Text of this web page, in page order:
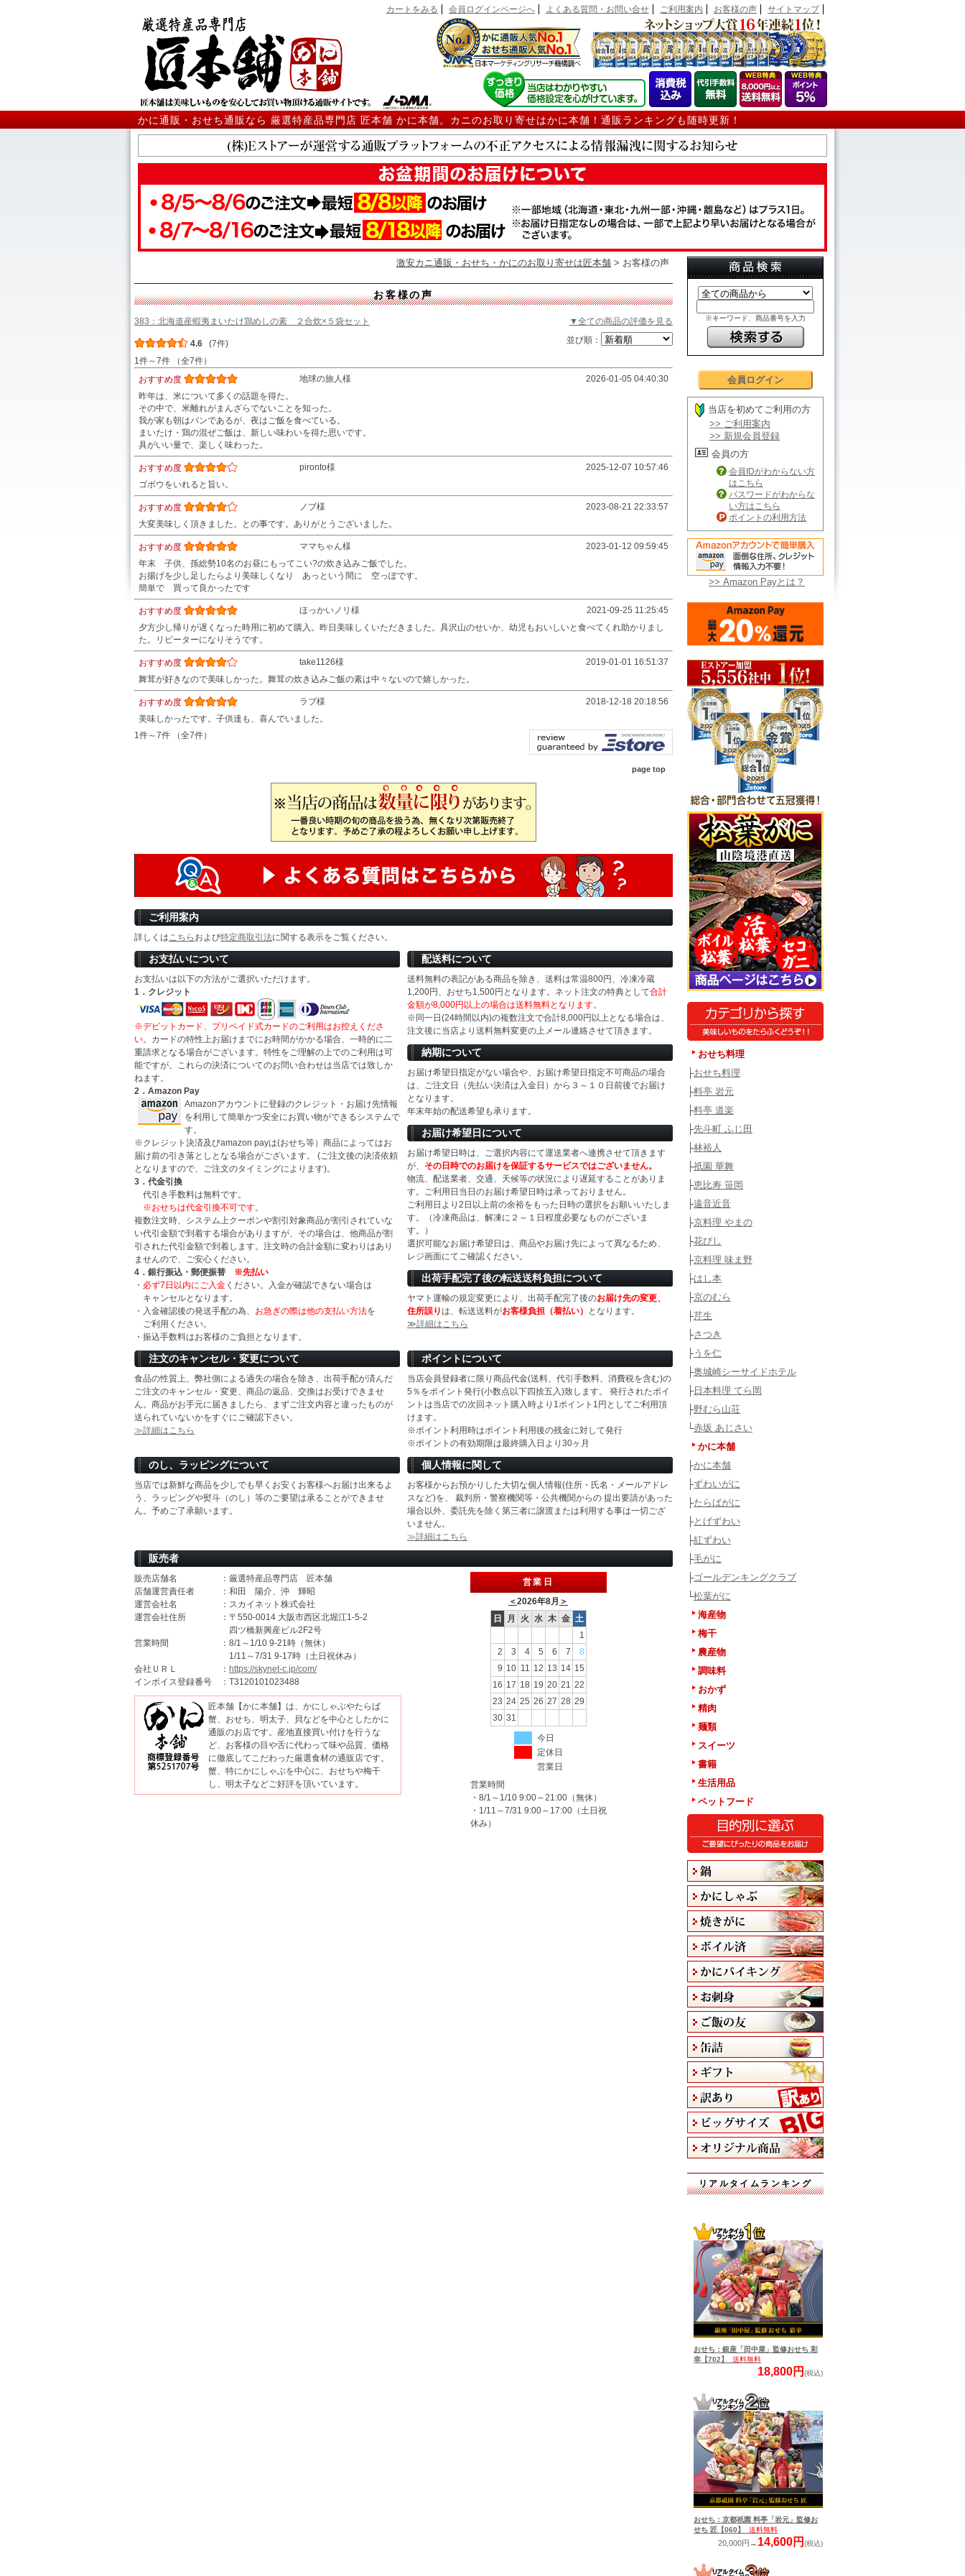
カートをみる 会員ログインページへ よくある質問・お問い合せ ご利用案内 お客様の声 サイトマップ
かに通販・おせち通販なら 厳選特産品専門店 匠本舗 かに本舗。カニのお取り寄せはかに本舗！通販ランキングも随時更新！
※キーワード、商品番号を入力
会員ログイン
当店を初めてご利用の方
>> ご利用案内
>> 新規会員登録
会員の方
会員IDがわからない方
はこちら
パスワードがわからな
い方はこちら
ポイントの利用方法
>> Amazon Payとは？
おせち料理
├おせち料理
├料亭 岩元
├料亭 道楽
├先斗町 ふじ田
├林裕人
├祇園 華舞
├恵比寿 笹岡
├遠音近音
├京料理 やまの
├花びし
├京料理 味ま野
├はし本
├京のむら
├芹生
├さつき
├うを仁
├奥城崎シーサイドホテル
├日本料理 てら岡
├野むら山荘
└赤坂 あじさい
かに本舗
├かに本舗
├ずわいがに
├たらばがに
├とげずわい
├紅ずわい
├毛がに
├ゴールデンキングクラブ
└松葉がに
海産物
梅干
農産物
調味料
おかず
精肉
麺類
スイーツ
書籍
生活用品
ペットフード
リアルタイムランキング
激安カニ通販・おせち・かにのお取り寄せは匠本舗 > お客様の声
お客様の声
383：北海道産蝦夷まいたけ鶏めしの素 ２合炊×５袋セット ▼全ての商品の評価を見る
4.6 (7件) 並び順：
1件～7件 （全7件）
おすすめ度
地球の旅人様
2026-01-05 04:40:30
昨年は、米について多くの話題を得た。
その中で、米離れがまんざらでないことを知った。
我が家も朝はパンであるが、夜はご飯を食べている。
まいたけ・鶏の混ぜご飯は、新しい味わいを得た思いです。
具がいい量で、楽しく味わった。
おすすめ度 pironto様
2025-12-07 10:57:46
ゴボウをいれると旨い。
おすすめ度 ノブ様
2023-08-21 22:33:57
大変美味しく頂きました。との事です。ありがとうございました。
おすすめ度 ママちゃん様
2023-01-12 09:59:45
年末 子供、孫総勢10名のお昼にもってこい?の炊き込みご飯でした。
お揚げを少し足したらより美味しくなり あっという間に 空っぽです。
簡単で 買って良かったです
おすすめ度 ほっかいノリ様
2021-09-25 11:25:45
夕方少し帰りが遅くなった時用に初めて購入。昨日美味しくいただきました。具沢山のせいか、幼児もおいしいと食べてくれ助かりまし
た。リピーターになりそうです。
おすすめ度 take1126様
2019-01-01 16:51:37
舞茸が好きなので美味しかった。舞茸の炊き込みご飯の素は中々ないので嬉しかった。
おすすめ度 ラブ様
2018-12-18 20:18:56
美味しかったです。子供達も、喜んでいました。
1件～7件 （全7件）
page top
ご利用案内
詳しくはこちら および特定商取引法に関する表示をご覧ください。
お支払いについて
お支払いは以下の方法がご選択いただけます。
1．クレジット
※デビットカード、プリペイド式カードのご利用はお控えくださ
い。 カードの特性上お届けまでにお時間がかかる場合、一時的に二
重請求となる場合がございます。特性をご理解の上でのご利用は可
能ですが、これらの決済についてのお問い合わせは当店では致しか
ねます。
2．Amazon Pay
Amazonアカウントに登録のクレジット・お届け先情報
を利用して簡単かつ安全にお買い物ができるシステムで
す。
※クレジット決済及びamazon payは(おせち等）商品によってはお
届け前の引き落としとなる場合がございます。 (ご注文後の決済依頼
となりますので、ご注文のタイミングによります)。
3．代金引換
代引き手数料は無料です。
※おせちは代金引換不可です。
複数注文時、システム上クーポンや割引対象商品が割引されていな
い代引金額で到着する場合がありますが、その場合は、他商品が割
引された代引金額で到着します。注文時の合計金額に変わりはあり
ませんので、ご安心ください。
4．銀行振込・郵便振替 ※先払い
・ 必ず7日以内にご入金 ください。入金が確認できない場合は
キャンセルとなります。
・入金確認後の発送手配の為、 お急ぎの際は他の支払い方法を
ご利用ください。
・振込手数料はお客様のご負担となります。
配送料について
送料無料の表記がある商品を除き、送料は常温800円、冷凍冷蔵
1,200円、おせち1,500円となります。ネット注文の特典として合計
金額が8,000円以上の場合は送料無料となります。
※同一日(24時間以内)の複数注文で合計8,000円以上となる場合は、
注文後に当店より送料無料変更の上メール連絡させて頂きます。
納期について
お届け希望日指定がない場合や、お届け希望日指定不可商品の場合
は、ご注文日（先払い決済は入金日）から３～１０日前後でお届け
となります。
年末年始の配送希望も承ります。
お届け希望日について
お届け希望日時は、ご選択内容にて運送業者へ連携させて頂きます
が、 その日時でのお届けを保証するサービスではございません。
物流、配送業者、交通、天候等の状況により遅延することがありま
す。ご利用日当日のお届け希望日時は承っておりません。
ご利用日より2日以上前の余裕をもった日時の選択をお願いいたしま
す。（冷凍商品は、解凍に２～１日程度必要なものがございま
す。）
選択可能なお届け希望日は、商品やお届け先によって異なるため、
レジ画面にてご確認ください。
出荷手配完了後の転送送料負担について
ヤマト運輸の規定変更により、出荷手配完了後のお届け先の変更、
住所誤りは、転送送料がお客様負担（着払い）
となります。
≫詳細はこちら
注文のキャンセル・変更について
食品の性質上、弊社側による過失の場合を除き、出荷手配が済んだ
ご注文のキャンセル・変更、商品の返品、交換はお受けできませ
ん。商品がお手元に届きましたら、まずご注文内容と違ったものが
送られていないかをすぐにご確認下さい。
≫詳細はこちら
ポイントについて
当店会員登録者に限り商品代金(送料、代引手数料、消費税を含む)の
5％をポイント発行(小数点以下四捨五入)致します。 発行されたポイ
ントは当店での次回ネット購入時より1ポイント1円としてご利用頂
けます。
※ポイント利用時はポイント利用後の残金に対して発行
※ポイントの有効期限は最終購入日より30ヶ月
のし、ラッピングについて
当店では新鮮な商品を少しでも早くお安くお客様へお届け出来るよ
う、ラッピングや熨斗（のし）等のご要望は承ることができませ
ん。予めご了承願います。
個人情報に関して
お客様からお預かりした大切な個人情報(住所・氏名・メールアドレ
スなど)を、 裁判所・警察機関等・公共機関からの 提出要請があった
場合以外、委託先を除く第三者に譲渡または利用する事は一切ござ
いません。
≫詳細はこちら
販売者
販売店舗名
：厳選特産品専門店 匠本舗
店舗運営責任者
：和田 陽介、沖 輝昭
運営会社名
：スカイネット株式会社
運営会社住所
：〒550-0014 大阪市西区北堀江1-5-2
四ツ橋新興産ビル2F2号
営業時間
：8/1～1/10 9-21時（無休）
1/11～7/31 9-17時（土日祝休み）
会社ＵＲＬ
： https://skynet-c.jp/com/
インボイス登録番号
：T3120101023488
匠本舗【かに本舗】は、かにしゃぶやたらば
蟹、おせち、明太子、貝などを中心としたかに
通販のお店です。産地直接買い付けを行うな
ど、お客様の目や舌に代わって味や品質、価格
に徹底してこだわった厳選食材の通販店です。
蟹、特にかにしゃぶを中心に、おせちや梅干
し、明太子などご好評を頂いています。
営業日
＜2026年8月 ＞
日
月 火 水 木 金 土
1
2
3 4 5 6 7
8
9 10 11 12 13 14 15
16 17 18 19 20 21 22
23 24 25 26 27 28 29
30 31
今日
定休日
営業日
営業時間
・8/1～1/10 9:00～21:00（無休）
・1/11～7/31 9:00～17:00（土日祝
休み）